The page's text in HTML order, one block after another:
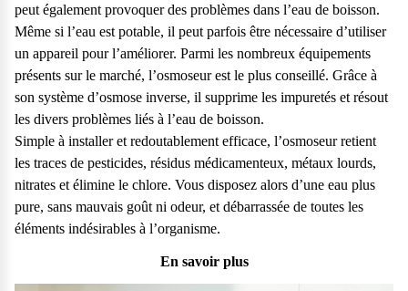
peut également provoquer des problèmes dans l’eau de boisson.
Même si l’eau est potable, il peut parfois être nécessaire d’utiliser
un appareil pour l’améliorer. Parmi les nombreux équipements
présents sur le marché, l’osmoseur est le plus conseillé. Grâce à
son système d’osmose inverse, il supprime les impuretés et résout
les divers problèmes liés à l’eau de boisson.
Simple à installer et redoutablement efficace, l’osmoseur retient
les traces de pesticides, résidus médicamenteux, métaux lourds,
nitrates et élimine le chlore. Vous disposez alors d’une eau plus
pure, sans mauvais goût ni odeur, et débarrassée de toutes les
éléments indésirables à l’organisme.
En savoir plus